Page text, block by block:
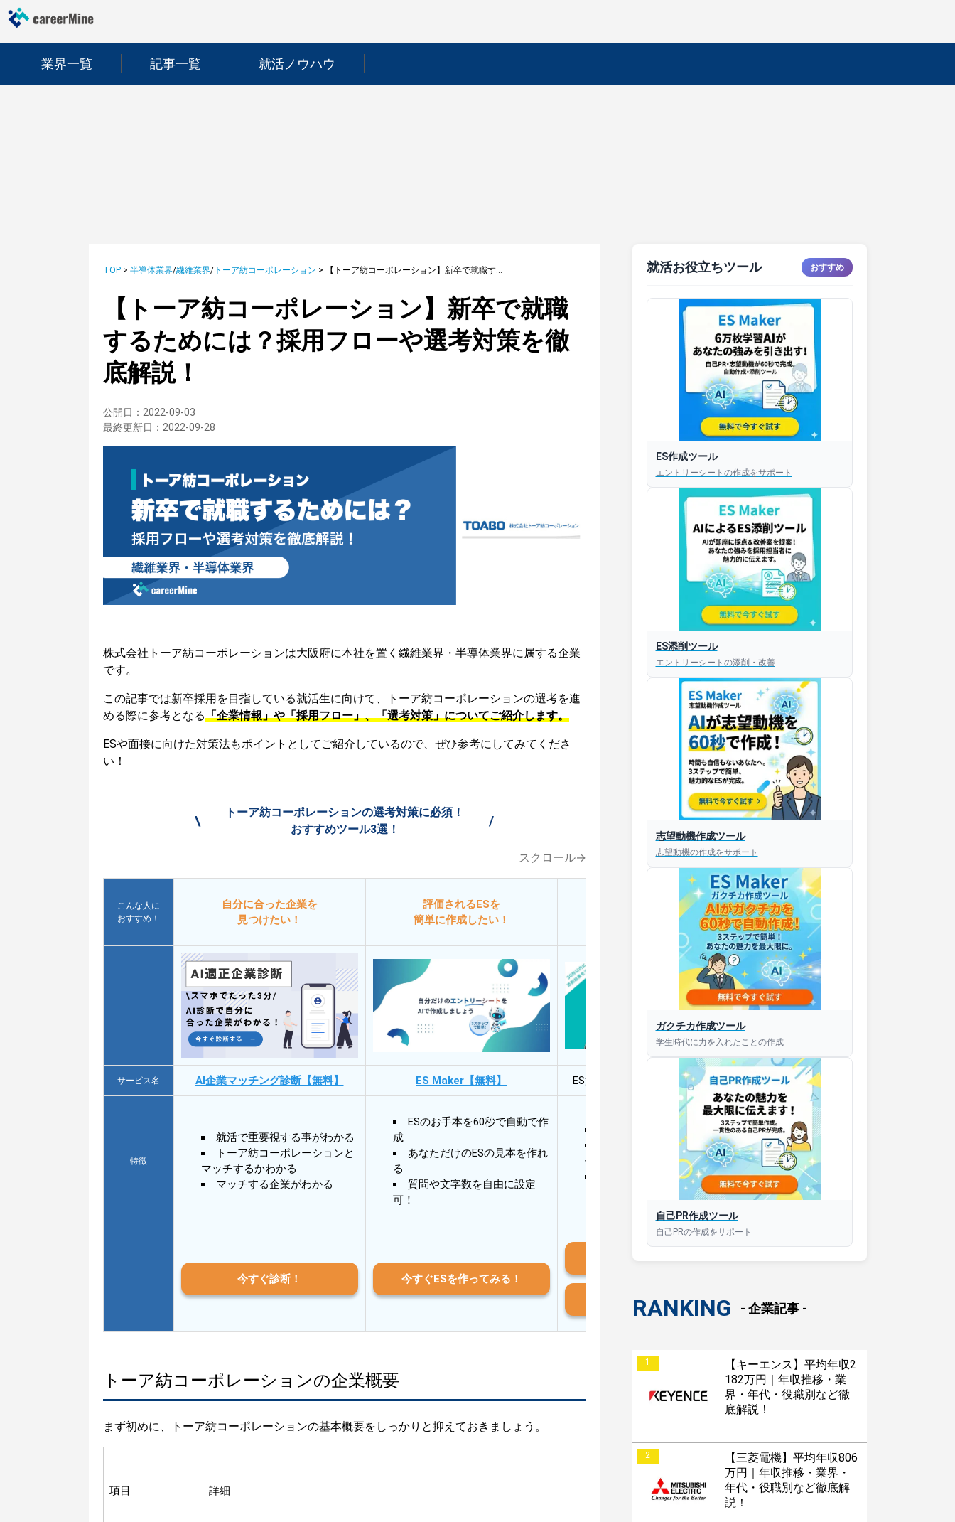
業界一覧 記事一覧 就活ノウハウ
TOP> 半導体業界/繊維業界/トーア紡コーポレーション > 【トーア紡コーポレーション】新卒で就職するためには？採用フローや選考対策を徹底解説！
【トーア紡コーポレーション】新卒で就職
するためには？採用フローや選考対策を徹
底解説！
公開日： 2022-09-03
最終更新日： 2022-09-28
株式会社トーア紡コーポレーションは大阪府に本社を置く繊維業界・半導体業界に属する企業
です。
この記事では新卒採用を目指している就活生に向けて、トーア紡コーポレーションの選考を進
める際に参考となる「企業情報」や「採用フロー」、「選考対策」についてご紹介します。
ESや面接に向けた対策法もポイントとしてご紹介しているので、ぜひ参考にしてみてくださ
い！
\
トーア紡コーポレーションの選考対策に必須！
おすすめツール3選！
/
スクロール→
こんな人に
おすすめ！
自分に合った企業を
見つけたい！
評価されるESを
簡単に作成したい！
今すぐESを
添削してほしい！
サービス名 AI企業マッチング診断【無料】 ES Maker【無料】 ES添削・面接対策アプリ【無料】
特徴
就活で重要視する事がわかる
トーア紡コーポレーションと
マッチするかわかる
マッチする企業がわかる
ESのお手本を60秒で自動で作
成
あなただけのESの見本を作れ
る
質問や文字数を自由に設定
可！
30秒以内にあなたのESを添削
30秒以内にあなただけのESを
作成
AIと対話して面接練習ができ
今すぐ診断！ 今すぐESを作ってみる！
Android版はこちら
トーア紡コーポレーションの企業概要
まず初めに、トーア紡コーポレーションの基本概要をしっかりと抑えておきましょう。
項目 詳細
就活お役立ちツール おすすめ
ES作成ツール
エントリーシートの作成をサポート
ES添削ツール
エントリーシートの添削・改善
志望動機作成ツール
志望動機の作成をサポート
ガクチカ作成ツール
学生時代に力を入れたことの作成
自己PR作成ツール
自己PRの作成をサポート
RANKING - 企業記事 -
1
【キーエンス】平均年収2
182万円｜年収推移・業
界・年代・役職別など徹
底解説！
2
【三菱電機】平均年収806
万円｜年収推移・業界・
年代・役職別など徹底解
説！